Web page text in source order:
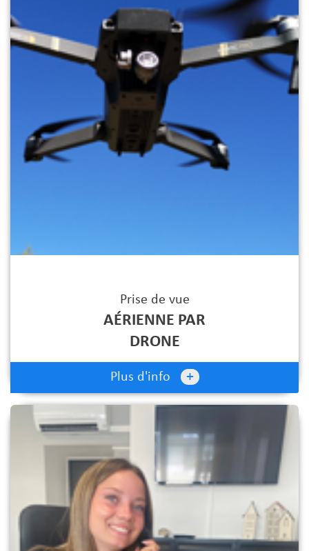
Prise de vue
AÉRIENNE PAR
DRONE
Plus d'info +